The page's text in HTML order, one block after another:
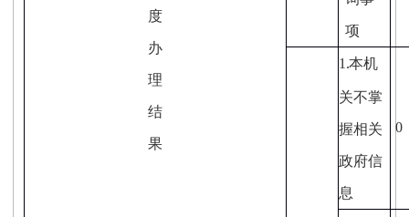
度
办
理
结
果
项
1.本机
关不掌
握相关
政府信
息
0